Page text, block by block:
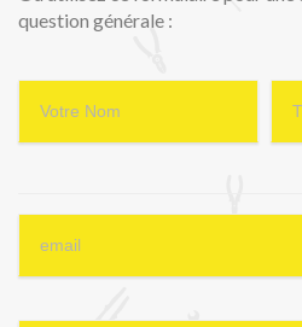
question générale :